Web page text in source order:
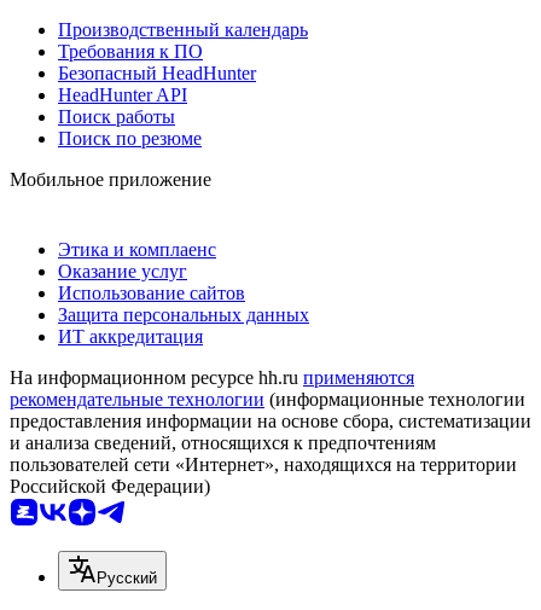
Производственный календарь
Требования к ПО
Безопасный HeadHunter
HeadHunter API
Поиск работы
Поиск по резюме
Мобильное приложение
Этика и комплаенс
Оказание услуг
Использование сайтов
Защита персональных данных
ИТ аккредитация
На информационном ресурсе hh.ru применяются
рекомендательные технологии (информационные технологии
предоставления информации на основе сбора, систематизации
и анализа сведений, относящихся к предпочтениям
пользователей сети «Интернет», находящихся на территории
Российской Федерации)
Русский